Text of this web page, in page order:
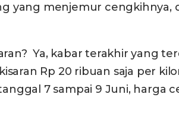
yang menjemur
Ya, kabar terakhir yang
Rp 20 ribuan saja per
7 sampai 9 Juni, harga